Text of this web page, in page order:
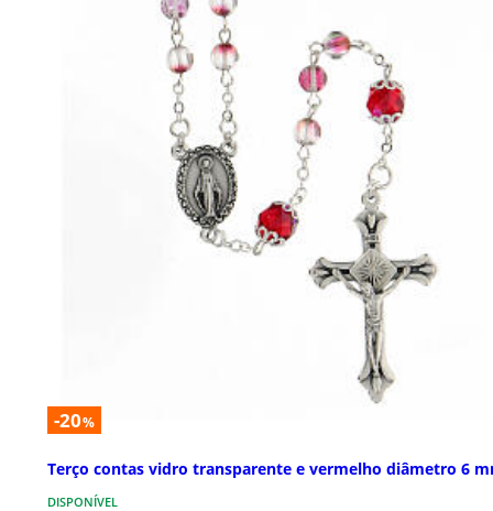
-20%
Terço contas vidro transparente e vermelho diâmetro 6
DISPONÍVEL